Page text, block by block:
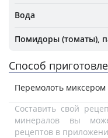
Вода
Помидоры (томаты),
Способ
Перемолоть миксером
Составить свой
минералов вы
рецептов в